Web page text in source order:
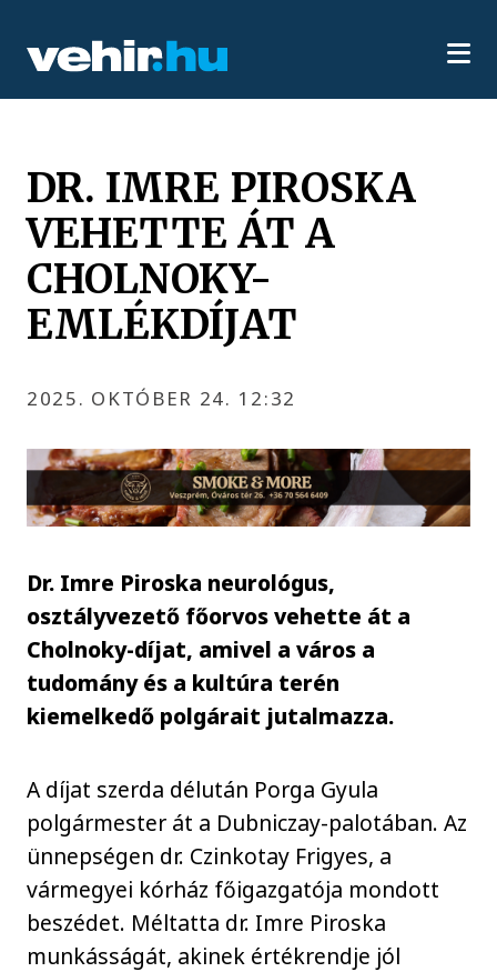
DR. IMRE PIROSKA
VEHETTE ÁT A
CHOLNOKY-
EMLÉKDÍJAT
2025. OKTÓBER 24. 12:32
Dr. Imre Piroska neurológus,
osztályvezető főorvos vehette át a
Cholnoky-díjat, amivel a város a
tudomány és a kultúra terén
kiemelkedő polgárait jutalmazza.
A díjat szerda délután Porga Gyula
polgármester át a Dubniczay-palotában. Az
ünnepségen dr. Czinkotay Frigyes, a
vármegyei kórház főigazgatója mondott
beszédet. Méltatta dr. Imre Piroska
munkásságát, akinek értékrendje jól